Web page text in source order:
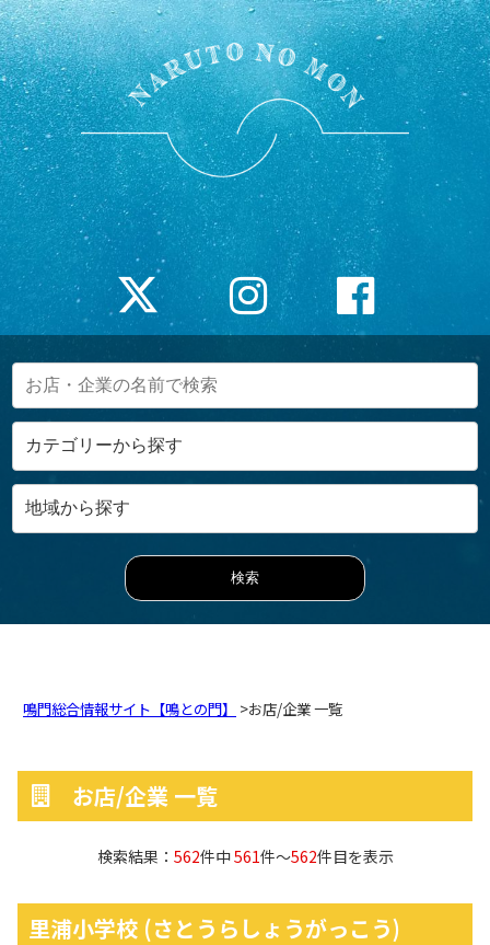
鳴門総合情報サイト【鳴との門】 >お店/企業 一覧
お店/企業 一覧
検索結果： 562件中561件～562件目を表示
里浦小学校 (さとうらしょうがっこう)